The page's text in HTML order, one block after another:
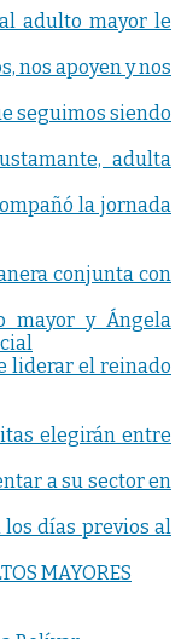
adulto mayor le
nos apoyen y nos
seguimos siendo
adulta
la jornada
conjunta con
mayor y Ángela
liderar el reinado
elegirán entre
a su sector en
los días previos al
MAYORES